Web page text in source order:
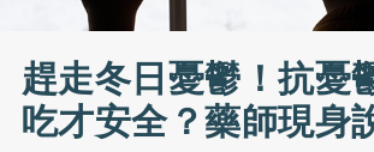
趕走冬日憂鬱！抗憂
吃才安全？藥師現身